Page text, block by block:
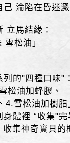
己 淪陷在昏迷
立馬結緣：
松油」
列的"四種口味"
松油加蜂膠、
4.雪松油加樹脂
體裡 “收集"
收集神奇寶貝